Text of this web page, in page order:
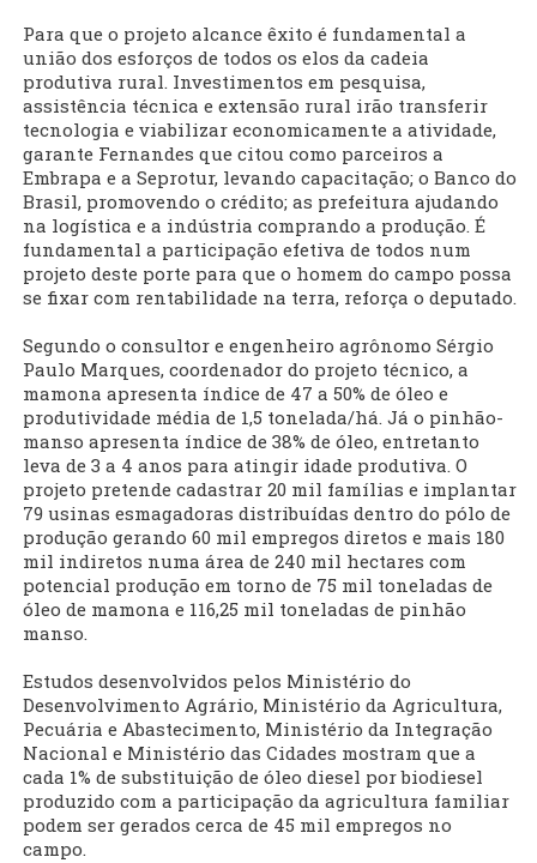
Para que o projeto alcance êxito é fundamental a
união dos esforços de todos os elos da cadeia
produtiva rural. Investimentos em pesquisa,
assistência técnica e extensão rural irão transferir
tecnologia e viabilizar economicamente a atividade,
garante Fernandes que citou como parceiros a
Embrapa e a Seprotur, levando capacitação; o Banco do
Brasil, promovendo o crédito; as prefeitura ajudando
na logística e a indústria comprando a produção. É
fundamental a participação efetiva de todos num
projeto deste porte para que o homem do campo possa
se fixar com rentabilidade na terra, reforça o deputado.
Segundo o consultor e engenheiro agrônomo Sérgio
Paulo Marques, coordenador do projeto técnico, a
mamona apresenta índice de 47 a 50% de óleo e
produtividade média de 1,5 tonelada/há. Já o pinhão-
manso apresenta índice de 38% de óleo, entretanto
leva de 3 a 4 anos para atingir idade produtiva. O
projeto pretende cadastrar 20 mil famílias e implantar
79 usinas esmagadoras distribuídas dentro do pólo de
produção gerando 60 mil empregos diretos e mais 180
mil indiretos numa área de 240 mil hectares com
potencial produção em torno de 75 mil toneladas de
óleo de mamona e 116,25 mil toneladas de pinhão
manso.
Estudos desenvolvidos pelos Ministério do
Desenvolvimento Agrário, Ministério da Agricultura,
Pecuária e Abastecimento, Ministério da Integração
Nacional e Ministério das Cidades mostram que a
cada 1% de substituição de óleo diesel por biodiesel
produzido com a participação da agricultura familiar
podem ser gerados cerca de 45 mil empregos no
campo.